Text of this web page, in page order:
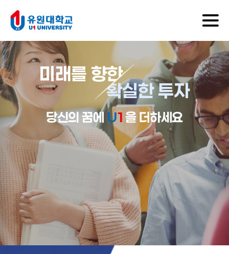
미래를 향한
확실한 투자
당신의 꿈에 U1 을 더하세요